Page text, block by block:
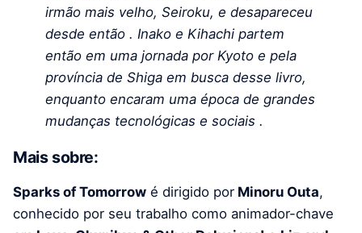
irmão mais velho, Seiroku, e desapareceu
desde então . Inako e Kihachi partem
então em uma jornada por Kyoto e pela
província de Shiga em busca desse livro,
enquanto encaram uma época de grandes
mudanças tecnológicas e sociais .
Mais sobre:
Sparks of Tomorrow é dirigido por Minoru Outa,
conhecido por seu trabalho como animador-chave